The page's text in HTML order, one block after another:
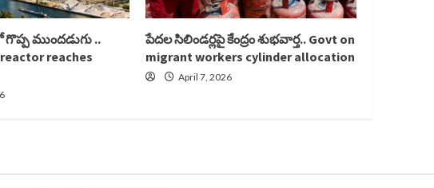
ముందడుగు ..
reaches
పేదల సిలిండర్లపై కేంద్రం శుభవార్త.. Govt on
migrant workers cylinder allocation
April 7, 2026